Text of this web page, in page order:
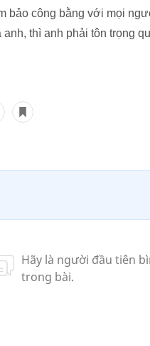
bảo công bằng với mọi
thì anh phải tôn trọng